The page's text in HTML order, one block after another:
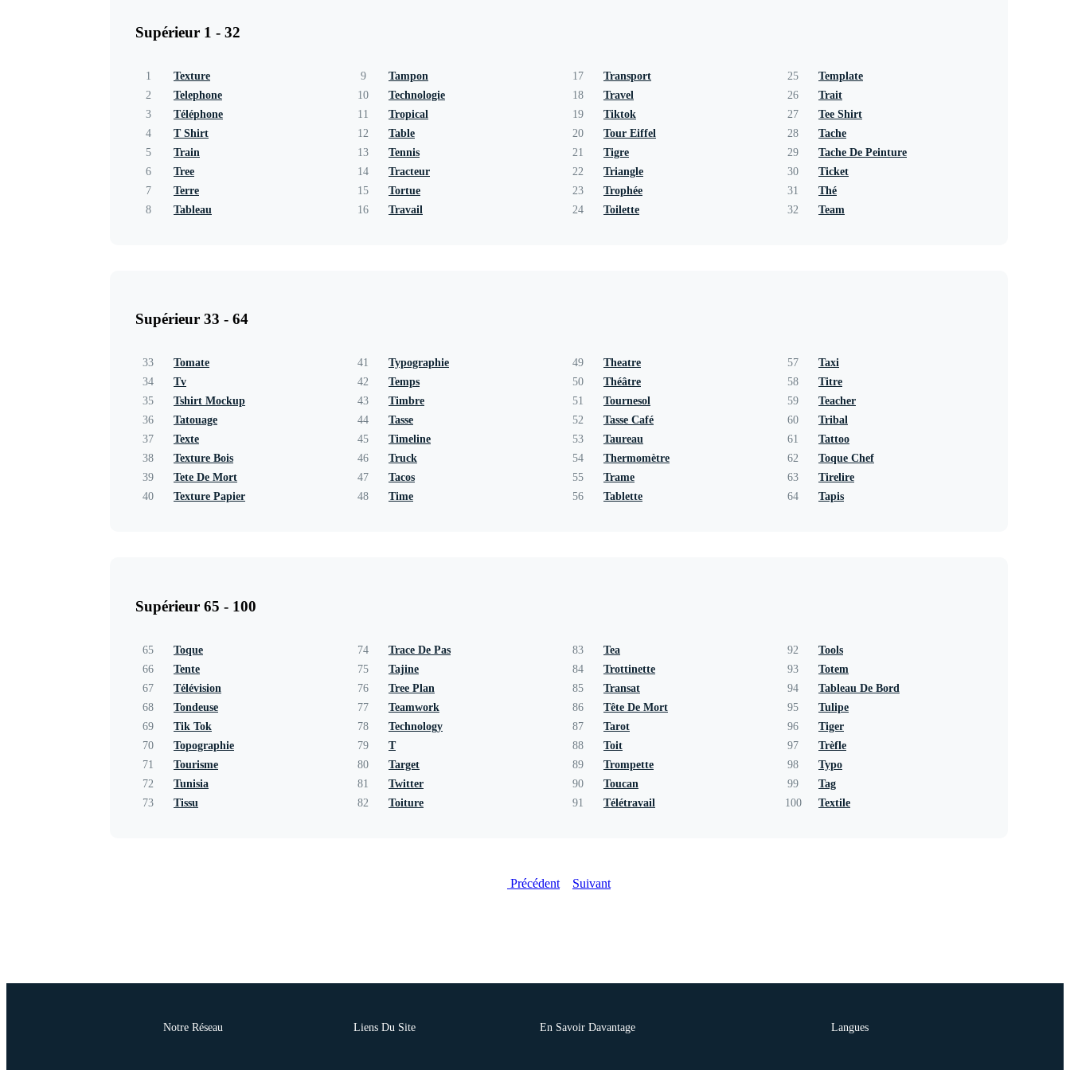
Supérieur 1 - 32
1
Texture
2
Telephone
3
Téléphone
4
T Shirt
5
Train
6
Tree
7
Terre
8
Tableau
9
Tampon
10
Technologie
11
Tropical
12
Table
13
Tennis
14
Tracteur
15
Tortue
16
Travail
17
Transport
18
Travel
19
Tiktok
20
Tour Eiffel
21
Tigre
22
Triangle
23
Trophée
24
Toilette
25
Template
26
Trait
27
Tee Shirt
28
Tache
29
Tache De Peinture
30
Ticket
31
Thé
32
Team
Supérieur 33 - 64
33
Tomate
34
Tv
35
Tshirt Mockup
36
Tatouage
37
Texte
38
Texture Bois
39
Tete De Mort
40
Texture Papier
41
Typographie
42
Temps
43
Timbre
44
Tasse
45
Timeline
46
Truck
47
Tacos
48
Time
49
Theatre
50
Théâtre
51
Tournesol
52
Tasse Café
53
Taureau
54
Thermomètre
55
Trame
56
Tablette
57
Taxi
58
Titre
59
Teacher
60
Tribal
61
Tattoo
62
Toque Chef
63
Tirelire
64
Tapis
Supérieur 65 - 100
65
Toque
66
Tente
67
Télévision
68
Tondeuse
69
Tik Tok
70
Topographie
71
Tourisme
72
Tunisia
73
Tissu
74
Trace De Pas
75
Tajine
76
Tree Plan
77
Teamwork
78
Technology
79
T
80
Target
81
Twitter
82
Toiture
83
Tea
84
Trottinette
85
Transat
86
Tête De Mort
87
Tarot
88
Toit
89
Trompette
90
Toucan
91
Télétravail
92
Tools
93
Totem
94
Tableau De Bord
95
Tulipe
96
Tiger
97
Trèfle
98
Typo
99
Tag
100
Textile
Précédent Suivant
Notre Réseau Liens Du Site En Savoir Davantage Langues